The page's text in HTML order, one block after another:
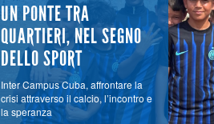
UN PONTE TRA
QUARTIERI, NEL SEGNO
DELLO SPORT
Inter Campus Cuba, affrontare la
crisi attraverso il calcio, l’incontro e
la speranza